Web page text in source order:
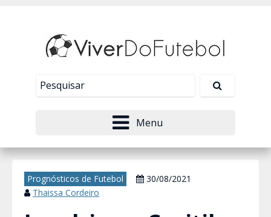
Menu
Prognósticos de Futebol
30/08/2021
Thaissa Cordeiro